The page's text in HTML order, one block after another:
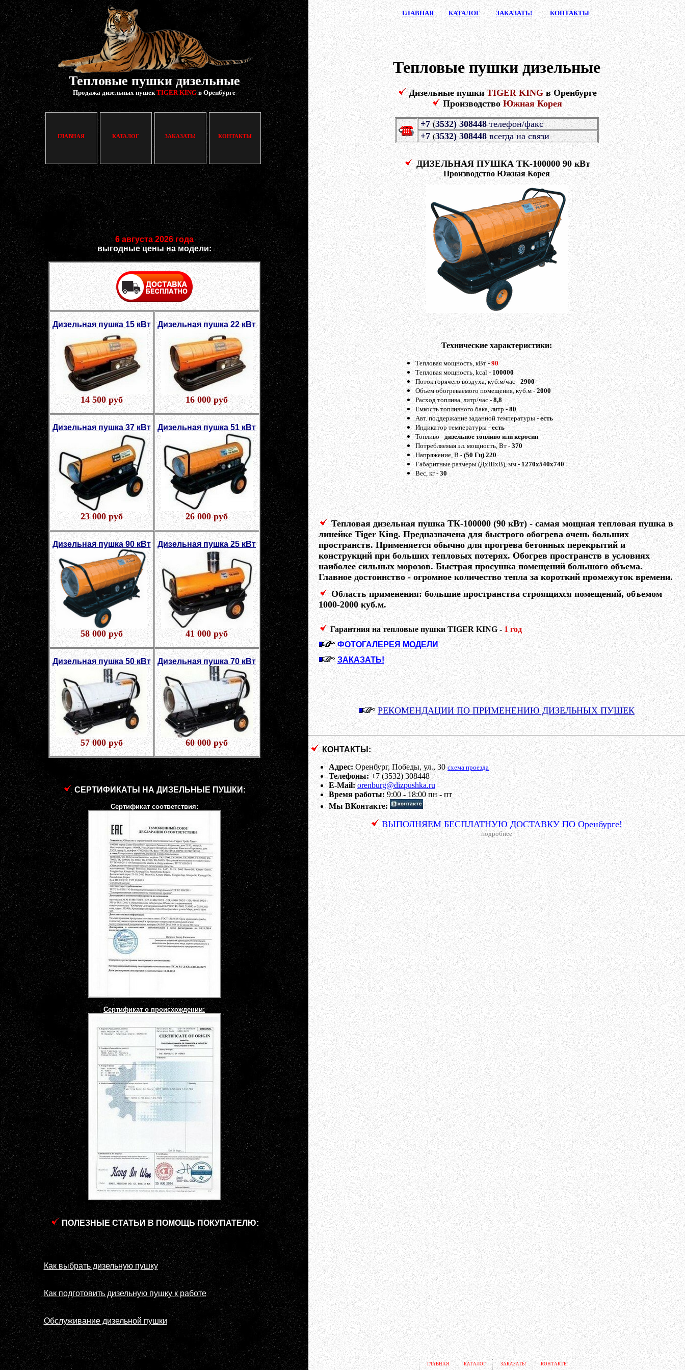
Тепловые пушки дизельные
Продажа дизельных пушекTIGER KINGв Оренбурге
ГЛАВНАЯ КАТАЛОГ ЗАКАЗАТЬ! КОНТАКТЫ
6 августа 2026 года
выгодные цены на модели:
Дизельная пушка 15 кВт
14 500 руб
Дизельная пушка 22 кВт
16 000 руб
Дизельная пушка 37 кВт
23 000 руб
Дизельная пушка 51 кВт
26 000 руб
Дизельная пушка 90 кВт
58 000 руб
Дизельная пушка 25 кВт
41 000 руб
Дизельная пушка 50 кВт
57 000 руб
Дизельная пушка 70 кВт
60 000 руб
СЕРТИФИКАТЫ НА ДИЗЕЛЬНЫЕ ПУШКИ:
Сертификат соответствия:
Сертификат о происхождении:
ПОЛЕЗНЫЕ СТАТЬИ В ПОМОЩЬ ПОКУПАТЕЛЮ:
Как выбрать дизельную пушку
Как подготовить дизельную пушку к работе
Обслуживание дизельной пушки
ГЛАВНАЯ КАТАЛОГ ЗАКАЗАТЬ! КОНТАКТЫ
Тепловые пушки дизельные
Дизельные пушкиTIGER KINGв Оренбурге
ПроизводствоЮжная Корея
+7 (3532) 308448телефон/факс
+7 (3532) 308448всегда на связи
ДИЗЕЛЬНАЯ ПУШКА TK-100000 90 кВт
Производство Южная Корея
Технические характеристики:
Тепловая мощность, кВт - 90
Тепловая мощность, kcal -100000
Поток горячего воздуха, куб.м/час -2900
Объем обогреваемого помещения, куб.м -2000
Расход топлива, литр/час -8,8
Емкость топливного бака, литр -80
Авт. поддержание заданной температуры -есть
Индикатор температуры -есть
Топливо -дизельное топливо или керосин
Потребляемая эл. мощность, Вт -370
Напряжение, В -(50 Гц) 220
Габаритные размеры (ДхШхВ), мм -1270х540х740
Вес, кг -30
Тепловая дизельная пушка ТК-100000(90 кВт)- самая мощная тепловая пушка в
линейке Tiger King. Предназначена для быстрого обогрева очень больших
пространств. Применяется обычно для прогрева бетонных перекрытий и
конструкций при больших тепловых потерях. Обогрев пространств в условиях
наиболее сильных морозов. Быстрая просушка помещений большого объема.
Главное достоинство - огромное количество тепла за короткий промежуток времени.
Область применения: большие пространства строящихся помещений, объемом
1000-2000 куб.м.
Гарантния на тепловые пушки TIGER KING -1 год
ФОТОГАЛЕРЕЯ МОДЕЛИ
ЗАКАЗАТЬ!
РЕКОМЕНДАЦИИ ПО ПРИМЕНЕНИЮ ДИЗЕЛЬНЫХ ПУШЕК
КОНТАКТЫ:
Адрес:Оренбург, Победы, ул., 30 схема проезда
Телефоны:+7 (3532) 308448
E-Mail: orenburg@dizpushka.ru
Время работы:9:00 - 18:00 пн - пт
Мы ВКонтакте:
ВЫПОЛНЯЕМ БЕСПЛАТНУЮ ДОСТАВКУ ПО Оренбурге!
подробнее
ГЛАВНАЯ КАТАЛОГ ЗАКАЗАТЬ! КОНТАКТЫ